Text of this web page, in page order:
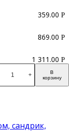
+
В
корзину
359.00 Р
869.00 Р
1 311.00 Р